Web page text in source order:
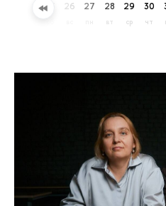
25 26 27 28
вт
29
ср
30
чт